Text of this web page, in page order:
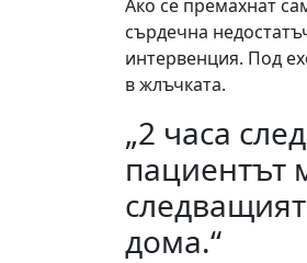
Ако се премахнат
сърдечна
интервенция. Под
в жлъчката.
„2 часа
пациентът
дома.“